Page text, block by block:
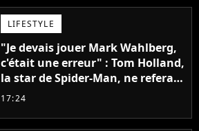
LIFESTYLE
"Je devais jouer Mark Wahlberg,
c'était une erreur" : Tom Holland,
la star de Spider-Man, ne referait
pas ce blockbuster
17:24